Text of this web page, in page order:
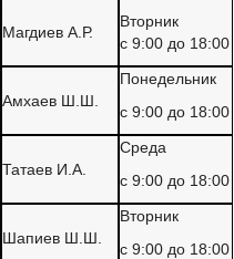
Магдиев А.Р.
Вторник
с 9:00 до 18:00
Амхаев Ш.Ш.
Понедельник
с 9:00 до 18:00
Татаев И.А.
Среда
с 9:00 до 18:00
Шапиев Ш.Ш.
Вторник
с 9:00 до 18:00